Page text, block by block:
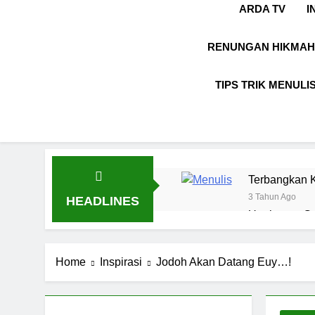
ARDA TV
RENUNGAN HIKMAH
TIPS TRIK
HEADLINES
Terbangkan
3 Tahun Ago
Ungkapan
8 Bulan Ago
1 Tahun Ago
Home Inspirasi Jodoh Akan Datang Euy…!